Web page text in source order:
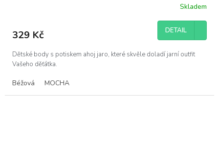
Skladem
329 Kč DETAIL
Dětské body s potiskem ahoj jaro, které skvěle doladí jarní outfit
Vašeho děťátka.
Béžová MOCHA